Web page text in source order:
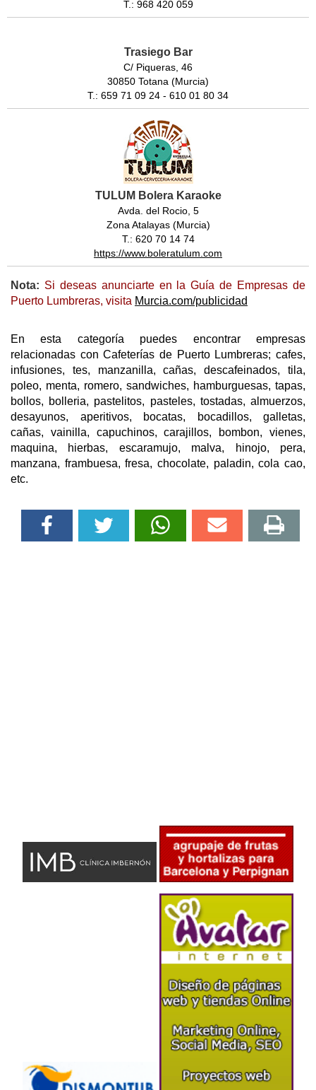
T.: 968 420 059
Trasiego Bar
C/ Piqueras, 46
30850 Totana (Murcia)
T.: 659 71 09 24 - 610 01 80 34
TULUM Bolera Karaoke
Avda. del Rocio, 5
Zona Atalayas (Murcia)
T.: 620 70 14 74
https://www.boleratulum.com
Nota: Si deseas anunciarte en la Guía de Empresas de
Puerto Lumbreras, visita Murcia.com/publicidad
En esta categoría puedes encontrar empresas
relacionadas con Cafeterías de Puerto Lumbreras; cafes,
infusiones, tes, manzanilla, cañas, descafeinados, tila,
poleo, menta, romero, sandwiches, hamburguesas, tapas,
bollos, bolleria, pastelitos, pasteles, tostadas, almuerzos,
desayunos, aperitivos, bocatas, bocadillos, galletas,
cañas, vainilla, capuchinos, carajillos, bombon, vienes,
maquina, hierbas, escaramujo, malva, hinojo, pera,
manzana, frambuesa, fresa, chocolate, paladin, cola cao,
etc.